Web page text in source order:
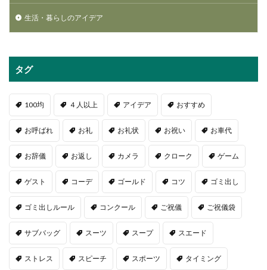
生活・暮らしのアイデア
タグ
100均 ４人以上 アイデア おすすめ
お呼ばれ お礼 お礼状 お祝い お車代
お辞儀 お返し カメラ クローク ゲーム
ゲスト コーデ ゴールド コツ ゴミ出し
ゴミ出しルール コンクール ご祝儀 ご祝儀袋
サブバッグ スーツ スープ スエード
ストレス スピーチ スポーツ タイミング